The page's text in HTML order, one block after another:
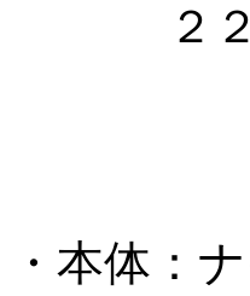
２
・本体：